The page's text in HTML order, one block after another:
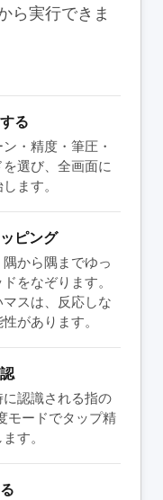
ら実行できま
る
・精度・筆圧・
選び、全画面に
ます。
ピング
から隅までゆっ
をなぞります。
スは、反応しな
があります。
認識される指の
モードでタップ精
す。